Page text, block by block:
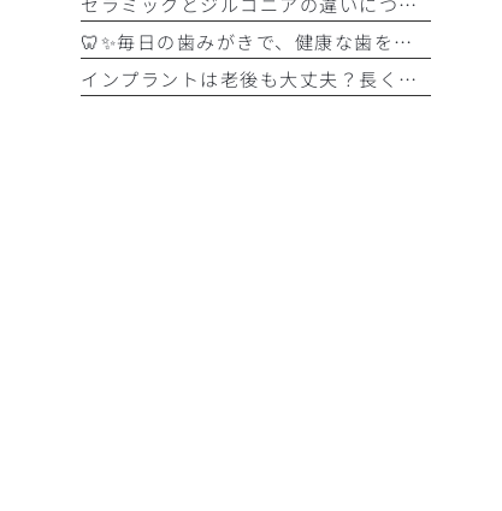
🦷✨毎日の歯みがきで、健康な歯を守りましょう✨🪥
インプラントは老後も大丈夫？長く快適に使うためのポイントと知っておきたい注意点を詳しく解説